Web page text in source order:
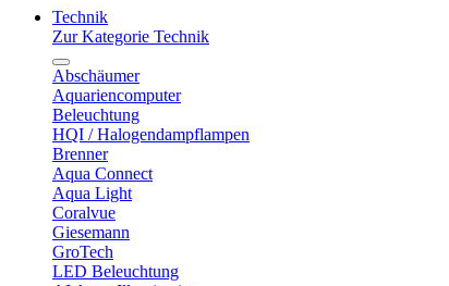
Technik
Zur Kategorie Technik
Abschäumer
Aquariencomputer
Beleuchtung
HQI / Halogendampflampen
Brenner
Aqua Connect
Aqua Light
Coralvue
Giesemann
GroTech
LED Beleuchtung